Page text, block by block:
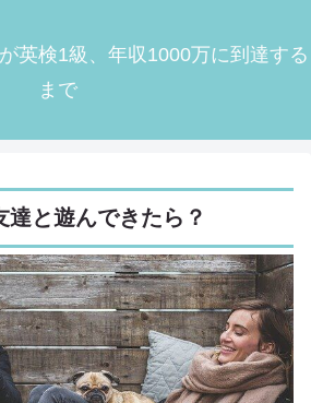
英検1級、年収1000万に到達する
まで
達と遊んできたら？